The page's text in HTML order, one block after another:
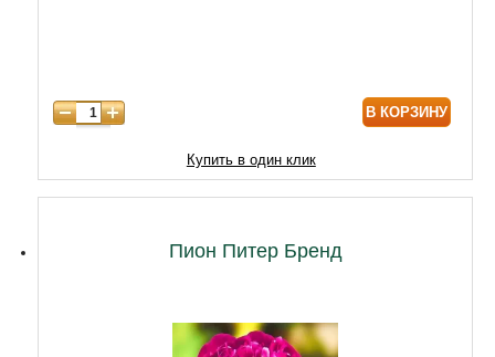
В КОРЗИНУ
Купить в один клик
Пион Питер Бренд